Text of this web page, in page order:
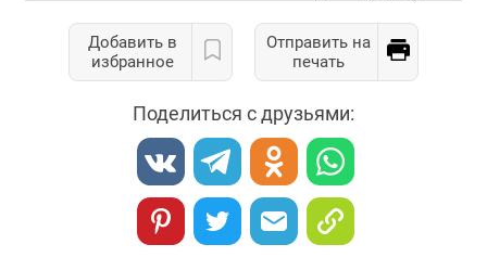
Добавить в
избранное
Отправить на
печать
Поделиться с друзьями: